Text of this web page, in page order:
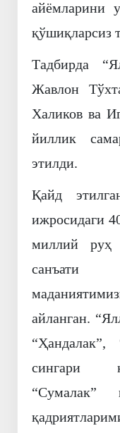
айёмларини
қўшиқларсиз
Тадбирда
Жавлон
Халиков ва
йиллик
этилди.
Қайд
ижросидаги
миллий руҳ
санъати
айланган.
“Ҳандалак”,
сингари
“Сумалак”